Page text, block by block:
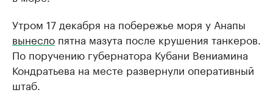
Утром 17 декабря на побережье моря у Анапы
вынесло пятна мазута после крушения танкеров.
По поручению губернатора Кубани Вениамина
Кондратьева на месте развернули оперативный
штаб.